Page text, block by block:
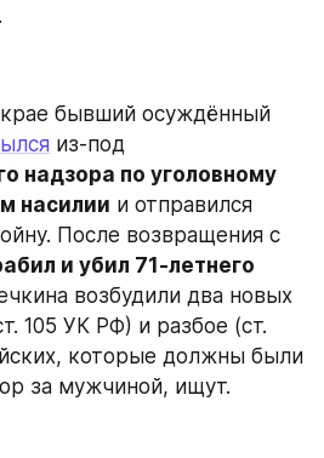
бывший осуждённый
надзора по уголовному
насилии и отправился
После возвращения с
и убил 71-летнего
возбудили два новых
105 УК РФ) и разбое (ст.
которые должны были
за мужчиной, ищут.